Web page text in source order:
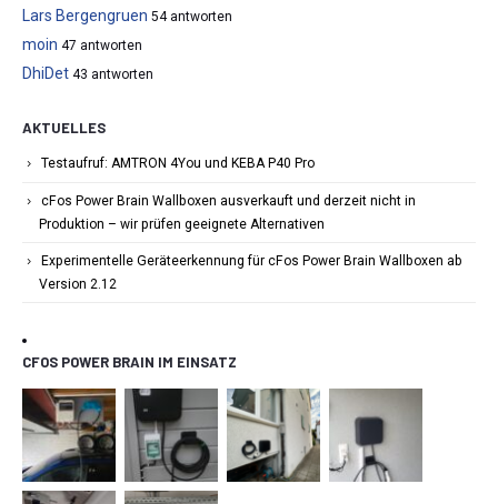
Lars Bergengruen 54 antworten
moin 47 antworten
DhiDet 43 antworten
AKTUELLES
Testaufruf: AMTRON 4You und KEBA P40 Pro
cFos Power Brain Wallboxen ausverkauft und derzeit nicht in
Produktion – wir prüfen geeignete Alternativen
Experimentelle Geräteerkennung für cFos Power Brain Wallboxen ab
Version 2.12
CFOS POWER BRAIN IM EINSATZ